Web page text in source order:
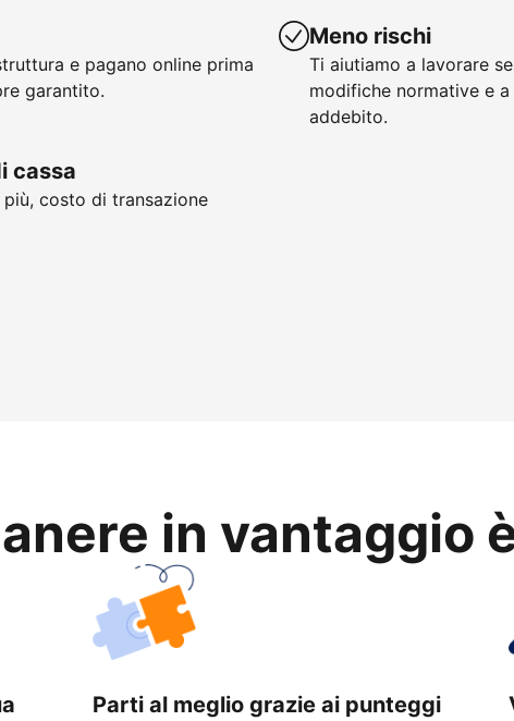
e pagano online prima
garantito.
cassa
costo di transazione
Meno rischi
Ti aiutiamo a lavorare
modifiche normative e a
addebito.
in vantaggio
Parti al meglio grazie ai punteggi